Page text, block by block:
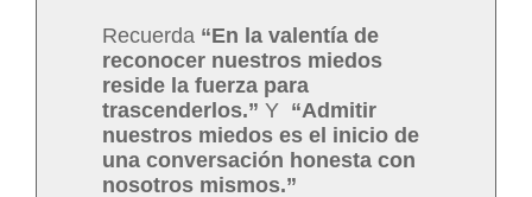
Recuerda “En la valentía de
reconocer nuestros miedos
reside la fuerza para
trascenderlos.” Y “Admitir
nuestros miedos es el inicio de
una conversación honesta con
nosotros mismos.”